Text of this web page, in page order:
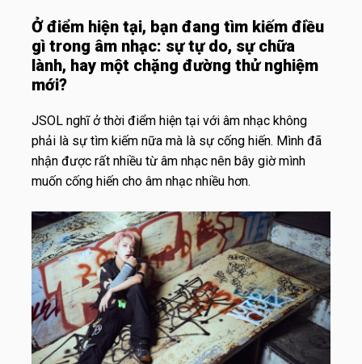
Ở điểm hiện tại, bạn đang tìm kiếm điều
gì trong âm nhạc: sự tự do, sự chữa
lành, hay một chặng đường thử nghiệm
mới?
JSOL nghĩ ở thời điểm hiện tại với âm nhạc không
phải là sự tìm kiếm nữa mà là sự cống hiến. Mình đã
nhận được rất nhiều từ âm nhạc nên bây giờ mình
muốn cống hiến cho âm nhạc nhiều hơn.